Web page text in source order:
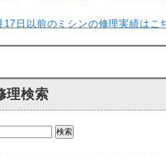
17日以前のミシンの修理実績はこ
理検索